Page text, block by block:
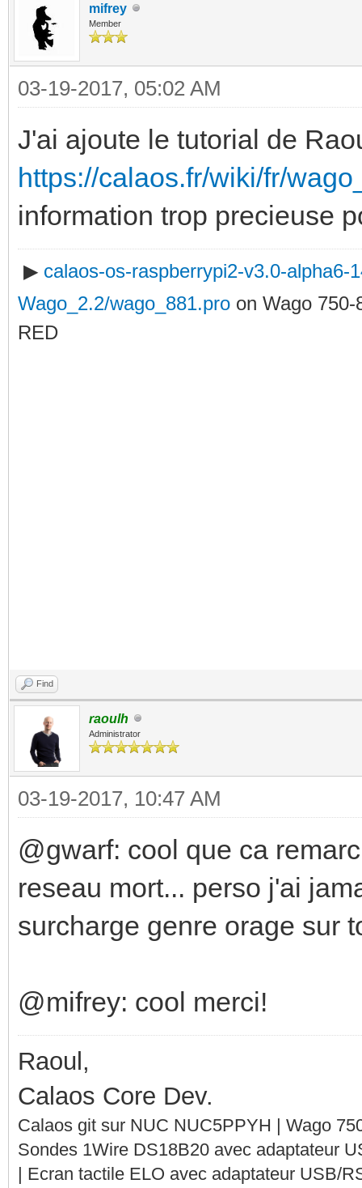
mifrey
Member
03-19-2017, 05:02 AM
J'ai ajoute le tutorial de
https://calaos.fr/wiki/fr/
information trop precieuse
▶ calaos-os-raspberrypi2-v3.0-alpha6-
Wago_2.2/wago_881.pro on Wago 750-
RED
Find
raoulh
Administrator
03-19-2017, 10:47 AM
@gwarf: cool que ca
reseau mort... perso j'ai
surcharge genre orage sur
@mifrey: cool merci!
Raoul,
Calaos Core Dev.
Calaos git sur NUC NUC5PPYH | Wago
Sondes 1Wire DS18B20 avec adaptateur
| Ecran tactile ELO avec adaptateur USB/